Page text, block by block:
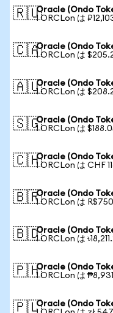
🇷🇺Oracle (Ondo
1 ORCLon は
🇨🇦Oracle (Ondo
1 ORCLon は
🇦🇺Oracle (Ondo
1 ORCLon は
🇸🇬Oracle (Ondo
1 ORCLon は
🇨🇭Oracle (Ondo
1 ORCLon は CHF
🇧🇷Oracle (Ondo
1 ORCLon は
🇧🇩Oracle (Ondo
1 ORCLon は
🇵🇭Oracle (Ondo
1 ORCLon は
🇵🇱Oracle (Ondo